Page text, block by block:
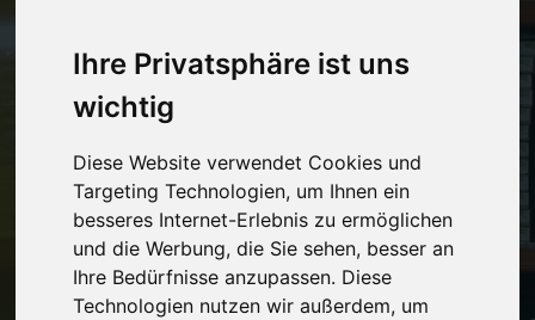
Ihre Privatsphäre ist uns
wichtig
Diese Website verwendet Cookies und
Targeting Technologien, um Ihnen ein
besseres Internet-Erlebnis zu ermöglichen
und die Werbung, die Sie sehen, besser an
Ihre Bedürfnisse anzupassen. Diese
Technologien nutzen wir außerdem, um
Retouren-
Management?